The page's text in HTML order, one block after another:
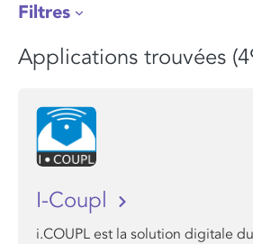
Filtres
Applications trouvées
I-Coupl
i.COUPL est la solution digitale